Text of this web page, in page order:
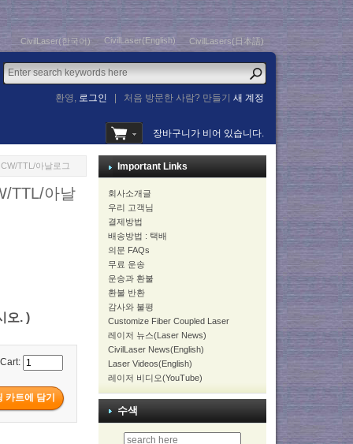
CivilLaser(한국어) CivilLaser(English) CivilLasers(日本語)
환영, 로그인 처음 방문한 사람? 만들기새 계정
장바구니가 비어 있습니다.
TTL/아날로그
TTL/아날
오. )
Important Links
회사소개글
우리 고객님
결제방법
배송방법 : 택배
의문 FAQs
무료 운송
운송과 환불
환불 반환
감사와 불평
Customize Fiber Coupled Laser
레이저 뉴스(Laser News)
CivilLaser News(English)
Laser Videos(English)
레이저 비디오(YouTube)
수색